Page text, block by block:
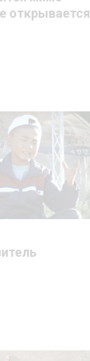
открывается